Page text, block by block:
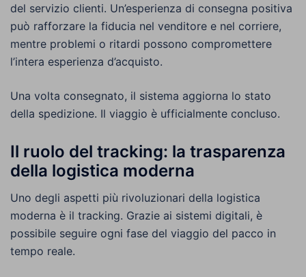
del servizio clienti. Un’esperienza di consegna positiva
può rafforzare la fiducia nel venditore e nel corriere,
mentre problemi o ritardi possono compromettere
l’intera esperienza d’acquisto.
Una volta consegnato, il sistema aggiorna lo stato
della spedizione. Il viaggio è ufficialmente concluso.
Il ruolo del tracking: la trasparenza
della logistica moderna
Uno degli aspetti più rivoluzionari della logistica
moderna è il tracking. Grazie ai sistemi digitali, è
possibile seguire ogni fase del viaggio del pacco in
tempo reale.